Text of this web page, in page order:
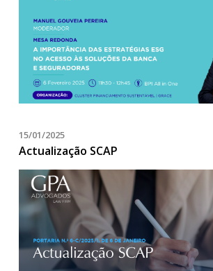
15/01/2025
Actualização SCAP